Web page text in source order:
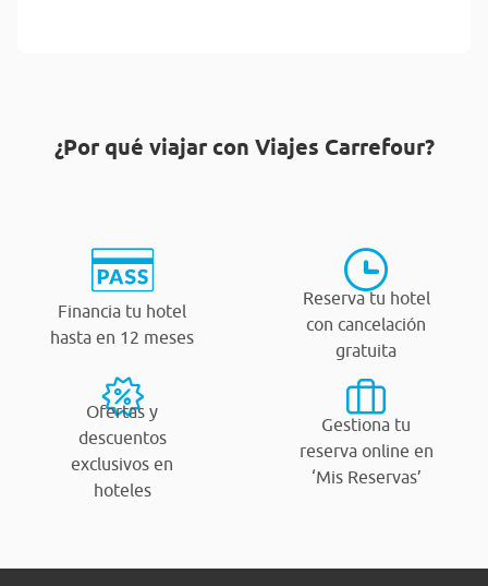
¿Por qué viajar con Viajes Carrefour?
Financia tu hotel
hasta en 12 meses
Reserva tu hotel
con cancelación
gratuita
Ofertas y
descuentos
exclusivos en
hoteles
Gestiona tu
reserva online en
‘Mis Reservas’